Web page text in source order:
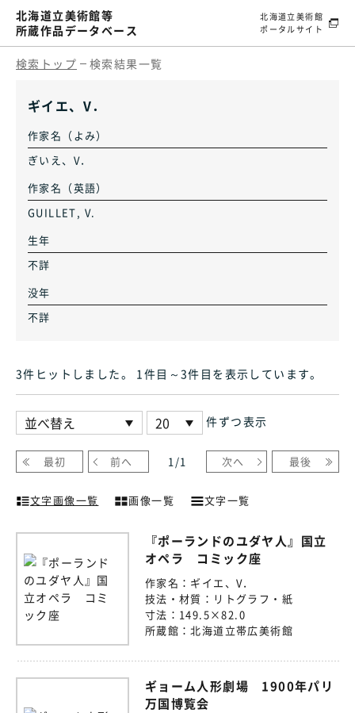
北海道立美術館等
所蔵作品データベース
北海道立美術館
ポータルサイト
検索トップ 検索結果一覧
ギイエ、V．
作家名（よみ）
ぎいえ、V．
作家名（英語）
GUILLET, V.
生年
不詳
没年
不詳
3件ヒット しました。 1件目～3件目 を表示しています。
件ずつ表示
最初 前へ 1 /1 次へ 最後
文字画像一覧 画像一覧 文字一覧
『ポーランドのユダヤ人』国立
オペラ゠コミック座
作家名： ギイエ、V．
技法・材質： リトグラフ・紙
寸法： 149.5×82.0
所蔵館：北海道立帯広美術館
ギョーム人形劇場 1900年パリ
万国博覧会